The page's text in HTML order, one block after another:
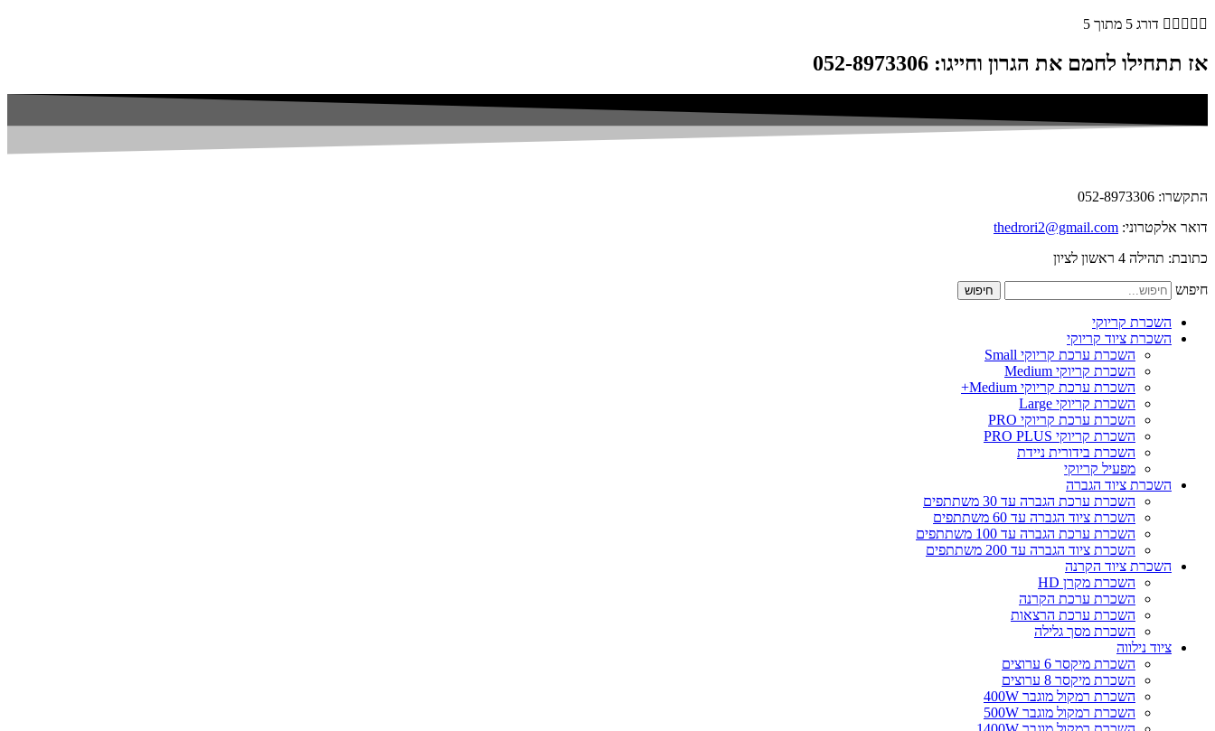
     דורג 5 מתוך 5
אז תתחילו לחמם את הגרון וחייגו: 052-8973306
התקשרו: 052-8973306
דואר אלקטרוני: thedrori2@gmail.com
כתובת: תהילה 4 ראשון לציון
חיפוש חיפוש
השכרת קריוקי
השכרת ציוד קריוקי
השכרת ערכת קריוקי Small
השכרת קריוקי Medium
השכרת ערכת קריוקי Medium+
השכרת קריוקי Large
השכרת ערכת קריוקי PRO
השכרת קריוקי PRO PLUS
השכרת בידורית ניידת
מפעיל קריוקי
השכרת ציוד הגברה
השכרת ערכת הגברה עד 30 משתתפים
השכרת ציוד הגברה עד 60 משתתפים
השכרת ערכת הגברה עד 100 משתתפים
השכרת ציוד הגברה עד 200 משתתפים
השכרת ציוד הקרנה
השכרת מקרן HD
השכרת ערכת הקרנה
השכרת ערכת הרצאות
השכרת מסך גלילה
ציוד נילווה
השכרת מיקסר 6 ערוצים
השכרת מיקסר 8 ערוצים
השכרת רמקול מוגבר 400W
השכרת רמקול מוגבר 500W